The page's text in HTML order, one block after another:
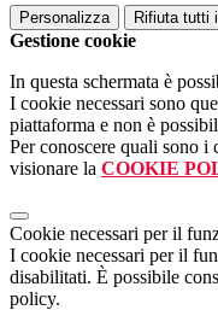
Personalizza Rifiuta tutti
Gestione cookie
In questa schermata è
I cookie necessari sono
piattaforma e non è
Per conoscere quali sono i
visionare la COOKIE
Cookie necessari per il
I cookie necessari per il
disabilitati. È possibile
policy.